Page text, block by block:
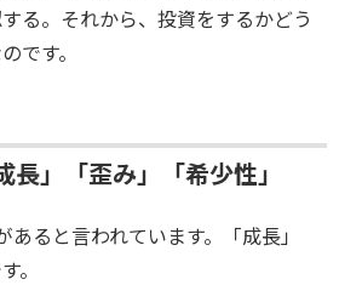
る。それから、投資をするかどう
です。
」「歪み」「希少性」
ると言われています。「成長」
。